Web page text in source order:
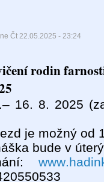
Čt 22.05.2025 - 23:24
rodin
16. 8. 2025
je možný od
bude v